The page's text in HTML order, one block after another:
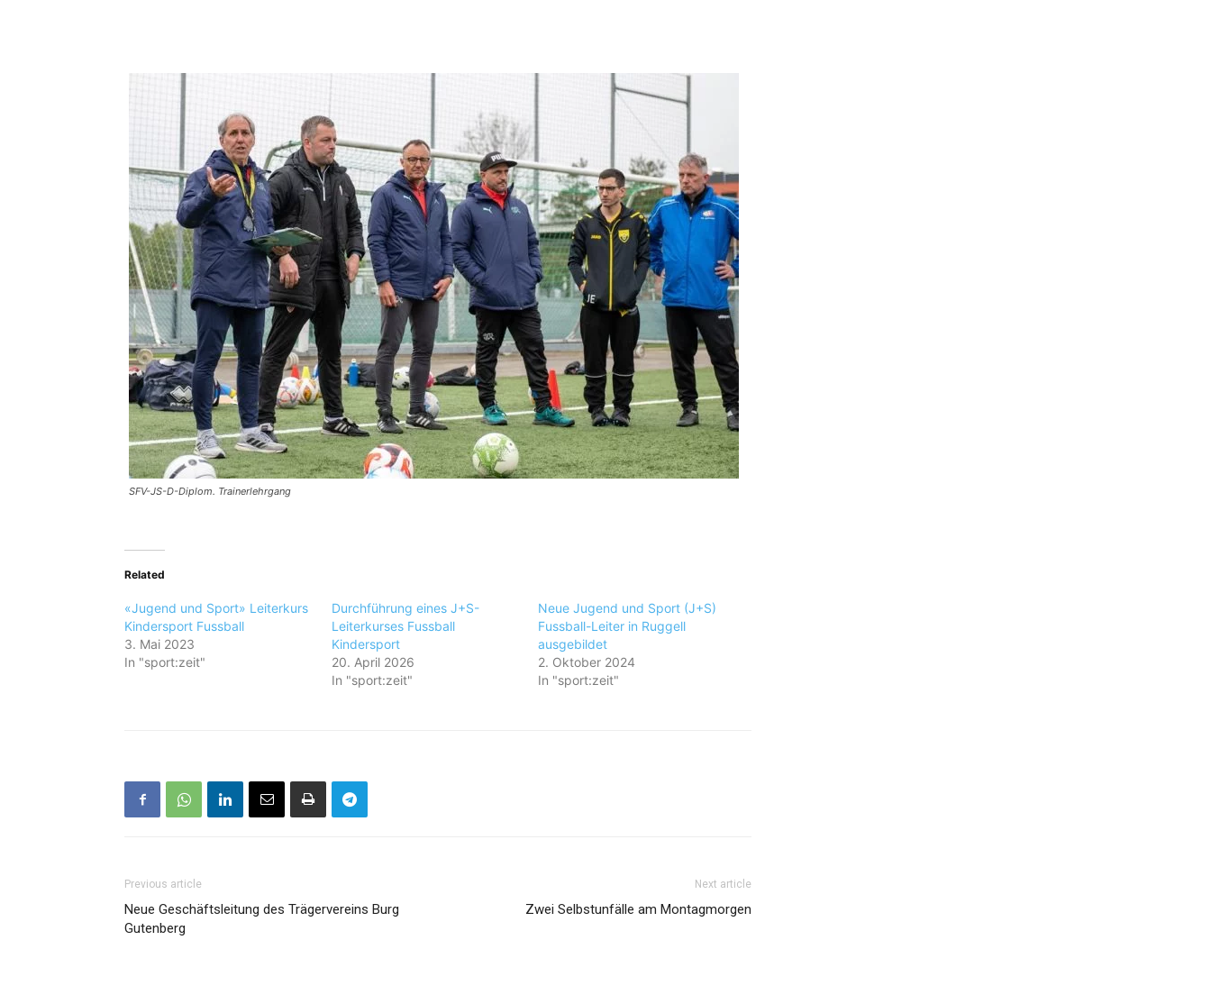
SFV-JS-D-Diplom. Trainerlehrgang
Related
«Jugend und Sport» Leiterkurs
Kindersport Fussball
3. Mai 2023
In "sport:zeit"
Durchführung eines J+S-
Leiterkurses Fussball
Kindersport
20. April 2026
In "sport:zeit"
Neue Jugend und Sport (J+S)
Fussball-Leiter in Ruggell
ausgebildet
2. Oktober 2024
In "sport:zeit"
Previous article
Neue Geschäftsleitung des Trägervereins Burg
Gutenberg
Next article
Zwei Selbstunfälle am Montagmorgen